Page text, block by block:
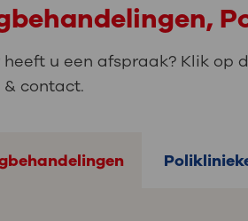
heeft u een afspraak? Klik op
& contact.